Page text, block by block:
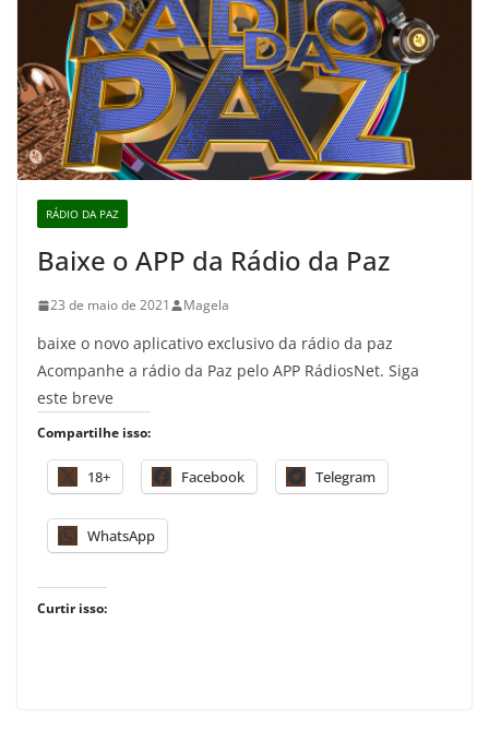
RÁDIO DA PAZ
Baixe o APP da Rádio da Paz
23 de maio de 2021 Magela
baixe o novo aplicativo exclusivo da rádio da paz
Acompanhe a rádio da Paz pelo APP RádiosNet. Siga
este breve
Compartilhe isso:
18+ Facebook Telegram
WhatsApp
Curtir isso: